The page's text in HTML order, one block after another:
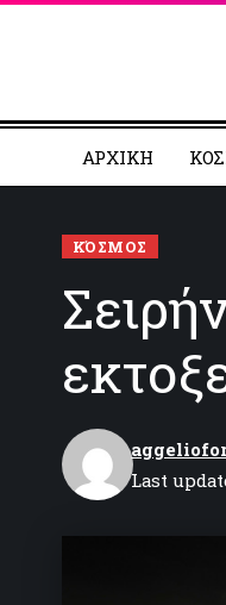
ΑΡΧΙΚΗ
ΚΌΣΜΟΣ
Last